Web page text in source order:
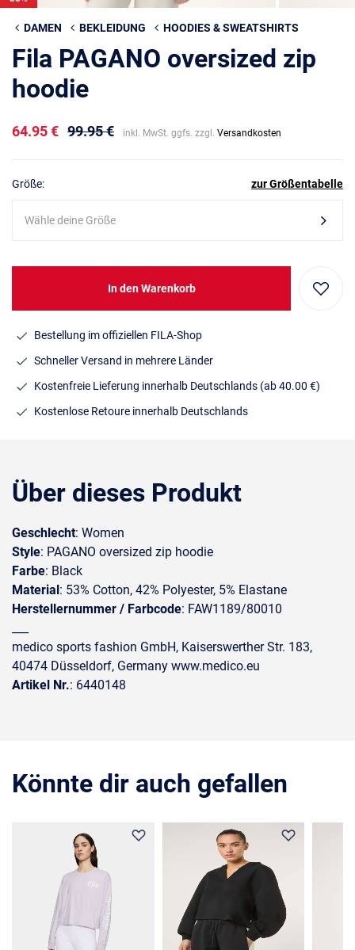
DAMEN BEKLEIDUNG HOODIES & SWEATSHIRTS
Fila PAGANO oversized zip
hoodie
64.95 € 99.95 € inkl. MwSt. ggfs. zzgl. Versandkosten
Größe: zur Größentabelle
Wähle deine Größe
In den Warenkorb
Bestellung im offiziellen FILA-Shop
Schneller Versand in mehrere Länder
Kostenfreie Lieferung innerhalb Deutschlands (ab 40.00 €)
Kostenlose Retoure innerhalb Deutschlands
Über dieses Produkt
Geschlecht: Women
Style: PAGANO oversized zip hoodie
Farbe: Black
Material: 53% Cotton, 42% Polyester, 5% Elastane
Herstellernummer / Farbcode: FAW1189/80010
medico sports fashion GmbH, Kaiserswerther Str. 183,
40474 Düsseldorf, Germany www.medico.eu
Artikel Nr.: 6440148
Könnte dir auch gefallen